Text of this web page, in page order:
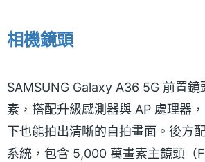
相機鏡頭
SAMSUNG Galaxy A36 5G 前置鏡
素，搭配升級感測器與 AP 處理器
下也能拍出清晰的自拍畫面。後方
系統，包含 5,000 萬畫素主鏡頭（